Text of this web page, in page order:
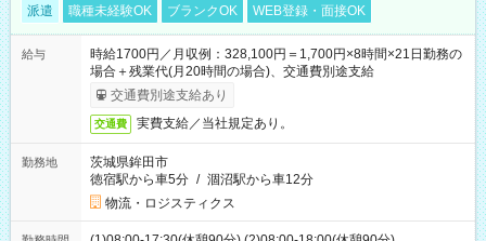
派遣 職種未経験OK ブランクOK WEB登録・面接OK
給与
時給1700円／月収例：328,100円＝1,700円×8時間×21日勤務の
場合＋残業代(月20時間の場合)、交通費別途支給
交通費別途支給あり
交通費 実費支給／当社規定あり。
勤務地
茨城県鉾田市
徳宿駅から車5分 / 涸沼駅から車12分
物流・ロジスティクス